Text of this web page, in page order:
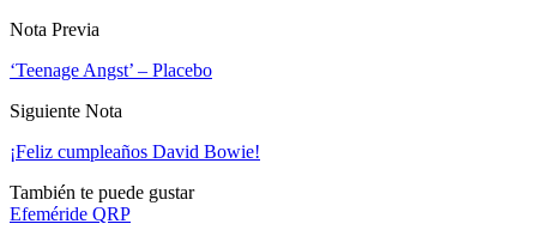
Nota Previa
‘Teenage Angst’ – Placebo
Siguiente Nota
¡Feliz cumpleaños David Bowie!
También te puede gustar
Efeméride QRP